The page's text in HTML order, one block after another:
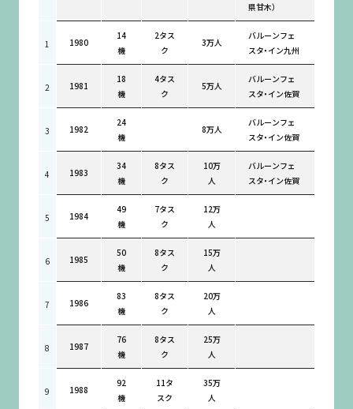
県甘木）
1 1980
14
機
2タス
ク
3万人
バルーンフェ
スタ・イン九州
2 1981
18
機
4タス
ク
5万人
バルーンフェ
スタ・イン佐賀
3 1982
24
機
8万人
バルーンフェ
スタ・イン佐賀
4 1983
34
機
8タス
ク
10万
人
バルーンフェ
スタ・イン佐賀
5 1984
49
機
7タス
ク
12万
人
6 1985
50
機
8タス
ク
15万
人
7 1986
83
機
8タス
ク
20万
人
8 1987
76
機
8タス
ク
25万
人
9 1988
92
機
11タ
スク
35万
人